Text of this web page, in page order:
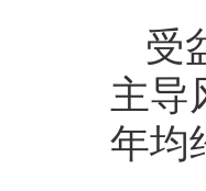
受
主导
年均